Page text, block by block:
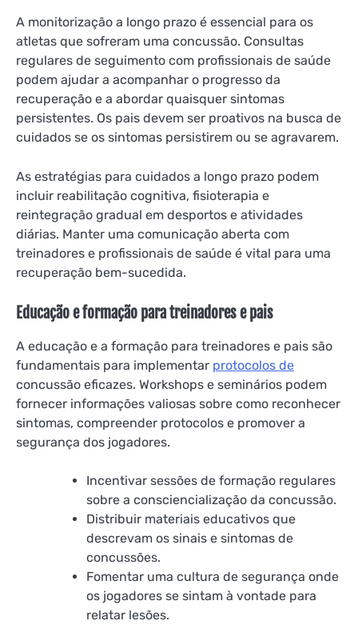
A monitorização a longo prazo é essencial para os
atletas que sofreram uma concussão. Consultas
regulares de seguimento com profissionais de saúde
podem ajudar a acompanhar o progresso da
recuperação e a abordar quaisquer sintomas
persistentes. Os pais devem ser proativos na busca de
cuidados se os sintomas persistirem ou se agravarem.
As estratégias para cuidados a longo prazo podem
incluir reabilitação cognitiva, fisioterapia e
reintegração gradual em desportos e atividades
diárias. Manter uma comunicação aberta com
treinadores e profissionais de saúde é vital para uma
recuperação bem-sucedida.
Educação e formação para treinadores e pais
A educação e a formação para treinadores e pais são
fundamentais para implementar protocolos de
concussão eficazes. Workshops e seminários podem
fornecer informações valiosas sobre como reconhecer
sintomas, compreender protocolos e promover a
segurança dos jogadores.
Incentivar sessões de formação regulares
sobre a consciencialização da concussão.
Distribuir materiais educativos que
descrevam os sinais e sintomas de
concussões.
Fomentar uma cultura de segurança onde
os jogadores se sintam à vontade para
relatar lesões.